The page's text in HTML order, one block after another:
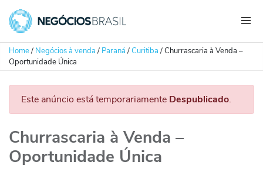
Home/ Negócios à venda/ Paraná/Curitiba/Churrascaria à Venda –
Oportunidade Única
Este anúncio está temporariamente Despublicado.
Churrascaria à Venda –
Oportunidade Única